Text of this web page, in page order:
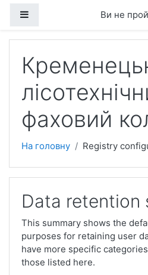
Ви не
фаховий
На головну Registry
Data retention
This summary shows the
purposes for retaining user
have more specific
those listed here.